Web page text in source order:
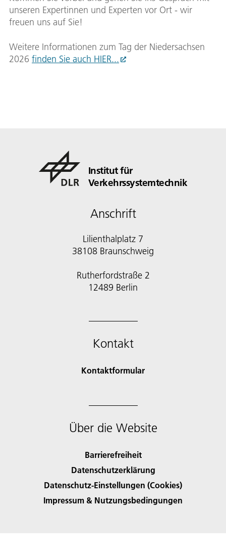
unseren Expertinnen und Experten vor Ort - wir
freuen uns auf Sie!
Weitere Informationen zum Tag der Niedersachsen
2026 finden Sie auch HIER...
Institut für
Verkehrssystemtechnik
Anschrift
Lilienthalplatz 7
38108 Braunschweig
Rutherfordstraße 2
12489 Berlin
Kontakt
Kontaktformular
Über die Website
Barrierefreiheit
Datenschutzerklärung
Datenschutz-Einstellungen (Cookies)
Impressum & Nutzungsbedingungen